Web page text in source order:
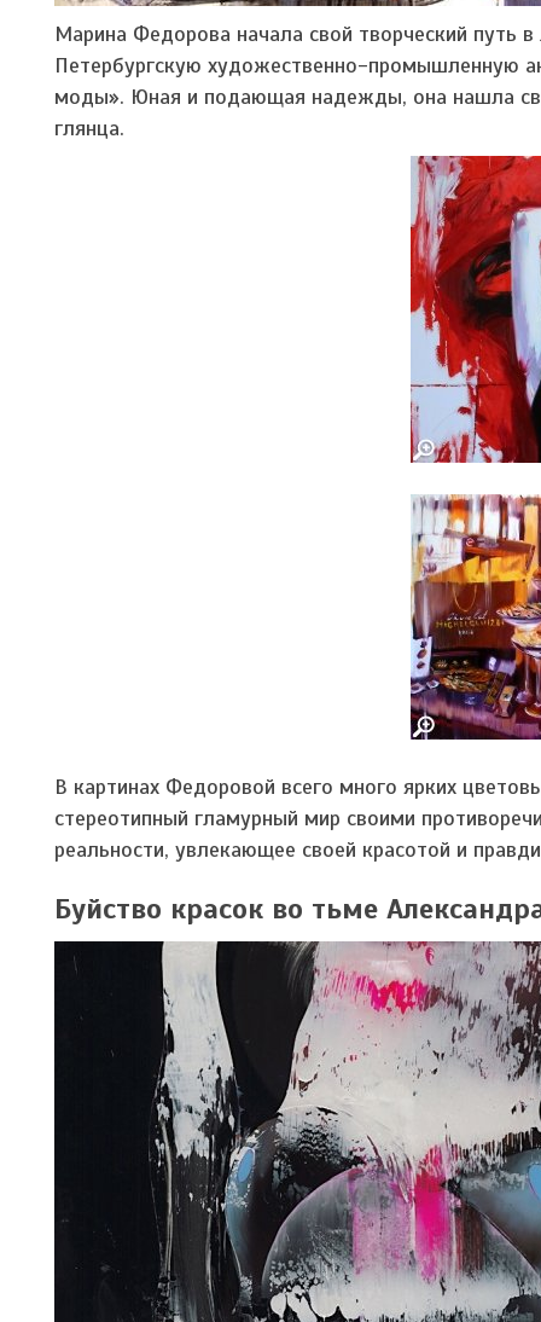
Марина Федорова начала свой творческий путь
Петербургскую художественно-промышленную
моды». Юная и подающая надежды, она нашла
глянца.
В картинах Федоровой всего много ярких
стереотипный гламурный мир своими
реальности, увлекающее своей красотой и
Буйство красок во тьме